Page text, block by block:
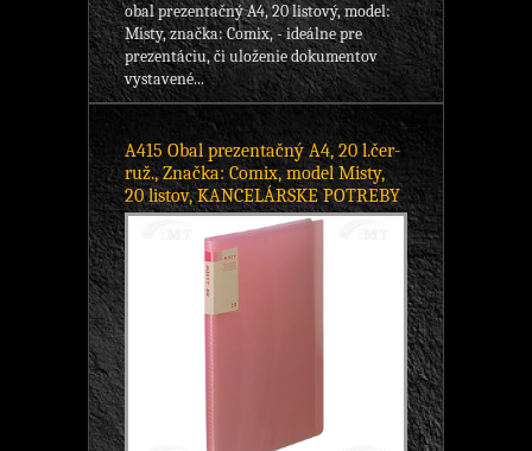
obal prezentačný A4, 20 listový, model:
Misty, značka: Comix, - ideálne pre
prezentáciu, či uloženie dokumentov
vystavené...
A415 Obal prezentačný A4, 20 l.čer-
ruž., Značka: Comix, model Misty,
20 listov, KANCELÁRSKE POTREBY